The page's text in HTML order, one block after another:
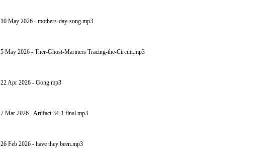
10 May 2026 - mothers-day-song.mp3
5 May 2026 - Ther-Ghost-Mariners Tracing-the-Circuit.mp3
22 Apr 2026 - Gong.mp3
7 Mar 2026 - Artifact 34-1 final.mp3
26 Feb 2026 - have they been.mp3